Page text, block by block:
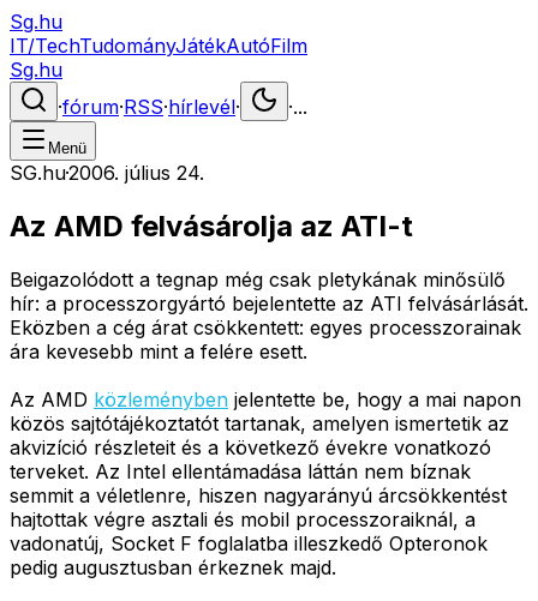
Sg.hu
IT/TechTudományJátékAutóFilm
Sg.hu
·fórum·RSS·hírlevél· ·...
Menü
SG.hu·2006. július 24.
Az AMD felvásárolja az ATI-t
Beigazolódott a tegnap még csak pletykának minősülő
hír: a processzorgyártó bejelentette az ATI felvásárlását.
Eközben a cég árat csökkentett: egyes processzorainak
ára kevesebb mint a felére esett.
Az AMD közleményben jelentette be, hogy a mai napon
közös sajtótájékoztatót tartanak, amelyen ismertetik az
akvizíció részleteit és a következő évekre vonatkozó
terveket. Az Intel ellentámadása láttán nem bíznak
semmit a véletlenre, hiszen nagyarányú árcsökkentést
hajtottak végre asztali és mobil processzoraiknál, a
vadonatúj, Socket F foglalatba illeszkedő Opteronok
pedig augusztusban érkeznek majd.